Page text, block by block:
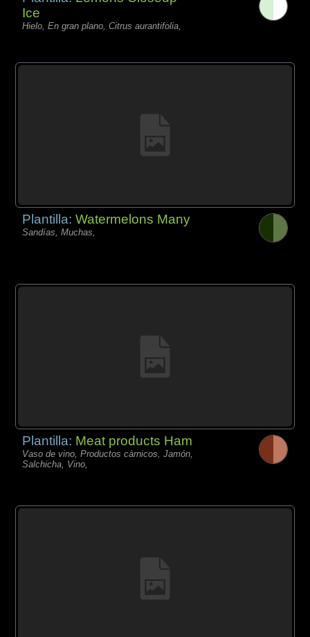
Ice
Hielo, En gran plano, Citrus aurantifolia,
Plantilla:Watermelons Many
Sandías, Muchas,
Plantilla: Meat products Ham
Vaso de vino, Productos càrnicos, Jamón,
Salchicha, Vino,